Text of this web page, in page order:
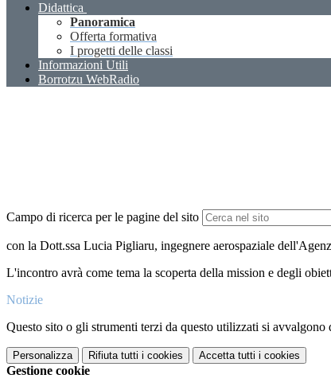
Didattica
Panoramica
Offerta formativa
I progetti delle classi
Informazioni Utili
Borrotzu WebRadio
Campo di ricerca per le pagine del sito
con la Dott.ssa Lucia Pigliaru, ingegnere aerospaziale
L'incontro avrà come tema la scoperta della mission e degli
Notizie
Questo sito o gli strumenti terzi da questo utilizzati si
Personalizza Rifiuta tutti i cookies Accetta tutti i cookies
Gestione cookie